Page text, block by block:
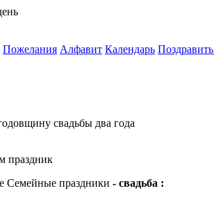
Пожелания Алфавит Календарь Поздравить
свадьбы два года
Семейные праздники - свадьба :